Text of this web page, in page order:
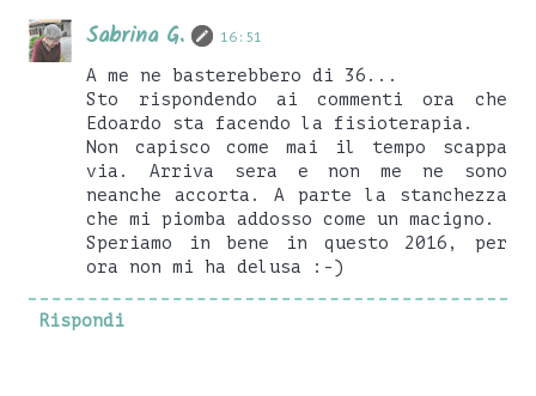
Sabrina G. 16:51
A me ne basterebbero di 36...
Sto rispondendo ai commenti ora che
Edoardo sta facendo la fisioterapia.
Non capisco come mai il tempo scappa
via. Arriva sera e non me ne sono
neanche accorta. A parte la stanchezza
che mi piomba addosso come un macigno.
Speriamo in bene in questo 2016, per
ora non mi ha delusa :-)
Rispondi